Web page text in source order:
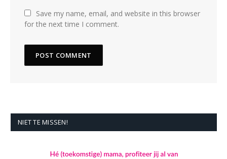
Save my name, email, and website in this browser
for the next time I comment.
NIET TE MISSEN!